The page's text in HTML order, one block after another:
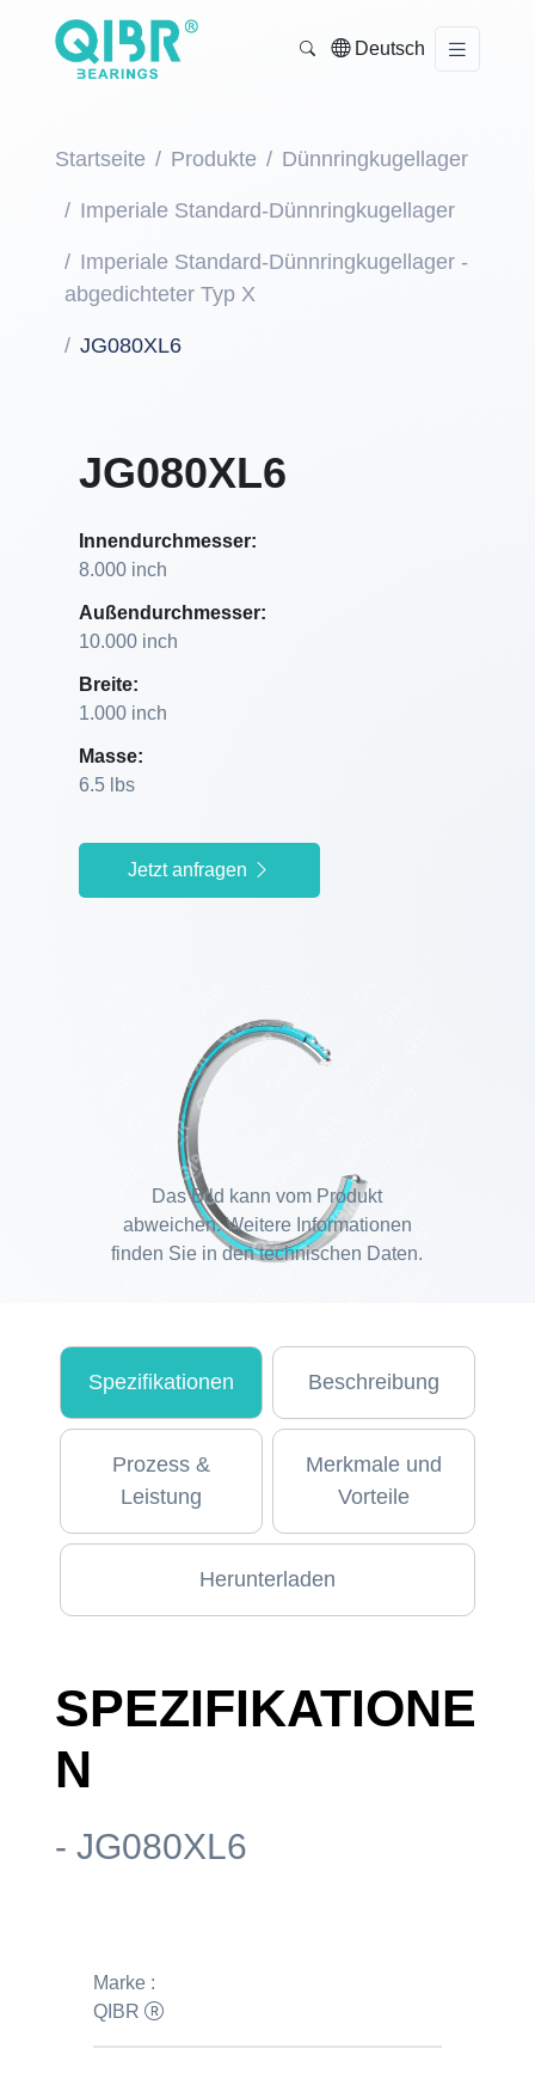
Deutsch
Startseite Produkte Dünnringkugellager
Imperiale Standard-Dünnringkugellager
Imperiale Standard-Dünnringkugellager -
abgedichteter Typ X
JG080XL6
JG080XL6
Innendurchmesser:
8.000 inch
Außendurchmesser:
10.000 inch
Breite:
1.000 inch
Masse:
6.5 lbs
Jetzt anfragen
Das Bild kann vom Produkt
abweichen. Weitere Informationen
finden Sie in den technischen Daten.
Spezifikationen Beschreibung
Prozess &
Leistung
Merkmale und
Vorteile
Herunterladen
SPEZIFIKATIONE
N
- JG080XL6
Marke :
QIBR